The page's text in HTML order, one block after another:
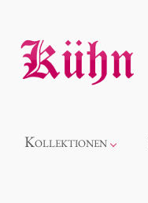
Kollektionen